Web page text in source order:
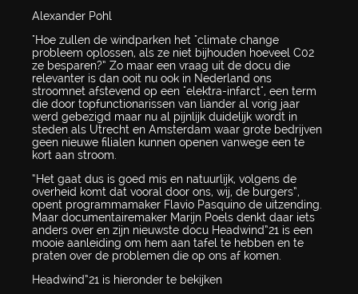
Alexander Pohl
"Hoe zullen de windparken het "climate change
probleem oplossen, als ze niet bijhouden hoeveel C02
ze besparen?” Zo maar een vraag uit de docu die
relevanter is dan ooit nu ook in Nederland ons
stroomnet afstevend op een "elektra-infarct", een term
die door topfunctionarissen van liander al vorig jaar
werd gebezigd maar nu al pijnlijk duidelijk wordt in
steden als Utrecht en Amsterdam waar grote bedrijven
geen nieuwe filialen kunnen openen vanwege een te
kort aan stroom.
“Het gaat dus is goed mis en natuurlijk, volgens de
overheid komt dat vooral door ons, wij, de burgers”,
opent programmamaker Flavio Pasquino de uitzending.
Maar documentairemaker Marijn Poels denkt daar iets
anders over en zijn nieuwste docu Headwind”21 is een
mooie aanleiding om hem aan tafel te hebben en te
praten over de problemen die op ons af komen.
Headwind”21 is hieronder te bekijken